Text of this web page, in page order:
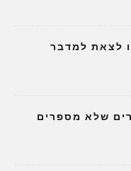
לצאת למדבר
לשבוע ביאכטה? 5 דברים שלא מספרים